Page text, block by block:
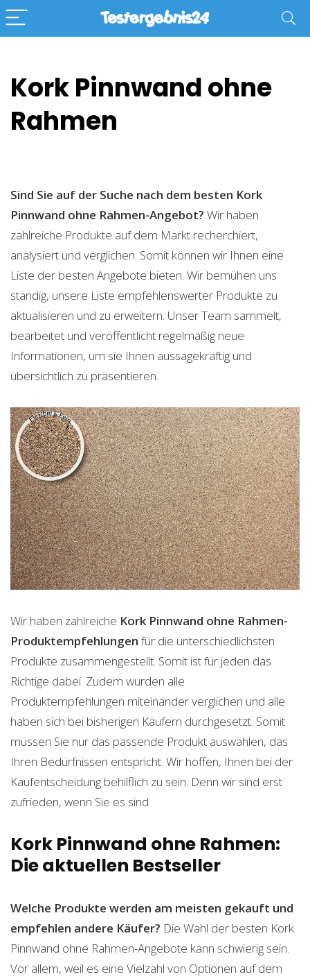
Kork Pinnwand ohne
Rahmen
Sind Sie auf der Suche nach dem besten Kork
Pinnwand ohne Rahmen-Angebot? Wir haben
zahlreiche Produkte auf dem Markt recherchiert,
analysiert und verglichen. Somit können wir Ihnen eine
Liste der besten Angebote bieten. Wir bemühen uns
ständig, unsere Liste empfehlenswerter Produkte zu
aktualisieren und zu erweitern. Unser Team sammelt,
bearbeitet und veröffentlicht regelmäßig neue
Informationen, um sie Ihnen aussagekräftig und
übersichtlich zu präsentieren.
Wir haben zahlreiche Kork Pinnwand ohne Rahmen-
Produktempfehlungen für die unterschiedlichsten
Produkte zusammengestellt. Somit ist für jeden das
Richtige dabei. Zudem wurden alle
Produktempfehlungen miteinander verglichen und alle
haben sich bei bisherigen Käufern durchgesetzt. Somit
müssen Sie nur das passende Produkt auswählen, das
Ihren Bedürfnissen entspricht. Wir hoffen, Ihnen bei der
Kaufentscheidung behilflich zu sein. Denn wir sind erst
zufrieden, wenn Sie es sind.
Kork Pinnwand ohne Rahmen:
Die aktuellen Bestseller
Welche Produkte werden am meisten gekauft und
empfehlen andere Käufer? Die Wahl der besten Kork
Pinnwand ohne Rahmen-Angebote kann schwierig sein.
Vor allem, weil es eine Vielzahl von Optionen auf dem